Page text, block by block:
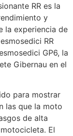
RR es la
y
la experiencia de
RR
GP6, la
Gibernau en el
para mostrar
las que la moto
de alta
El